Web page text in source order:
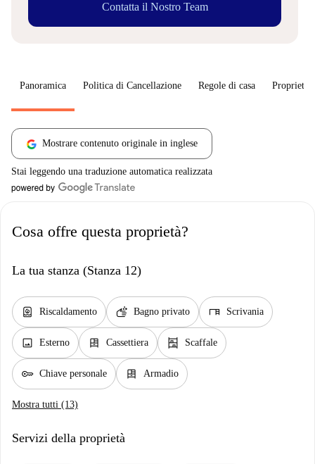
Contatta il Nostro Team
Panoramica Politica di Cancellazione Regole di casa
Mostrare contenuto originale in inglese
Stai leggendo una traduzione automatica realizzata
Cosa offre questa proprietà?
La tua stanza (Stanza 12)
water_heater Riscaldamento soap Bagno privato desk Scrivania
image Esterno dresser Cassettiera shelves Scaffale
key Chiave personale dresser Armadio
Mostra tutti (13)
Servizi della proprietà